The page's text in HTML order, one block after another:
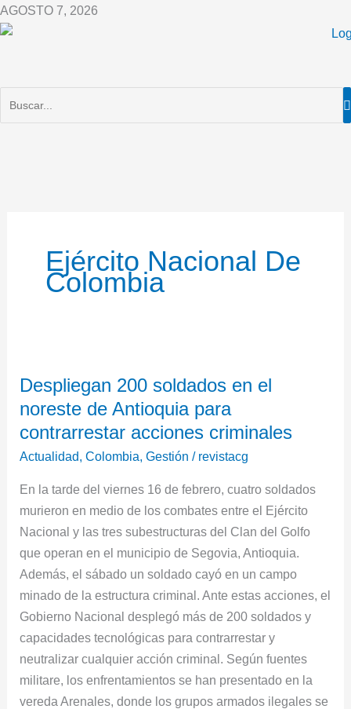
Ir
al
AGOSTO 7, 2026
Ejército Nacional De
Colombia
Despliegan 200 soldados en el
noreste de Antioquia para
contrarrestar acciones criminales
Actualidad,Colombia,Gestión / revistacg
En la tarde del viernes 16 de febrero, cuatro soldados
murieron en medio de los combates entre el Ejército
Nacional y las tres subestructuras del Clan del Golfo
que operan en el municipio de Segovia, Antioquia.
Además, el sábado un soldado cayó en un campo
minado de la estructura criminal. Ante estas acciones, el
Gobierno Nacional desplegó más de 200 soldados y
capacidades tecnológicas para contrarrestar y
neutralizar cualquier acción criminal. Según fuentes
militare, los enfrentamientos se han presentado en la
vereda Arenales, donde los grupos armados ilegales se
200
soldados
en
el
de
Antioquia
para
contrarrestar
acciones
criminales